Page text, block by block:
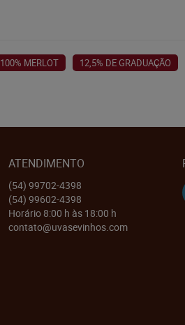
100% MERLOT 12,5% DE GRADUAÇÃO
ATENDIMENTO
(54) 99702-4398
(54) 99602-4398
Horário 8:00 h às 18:00 h
contato@uvasevinhos.com